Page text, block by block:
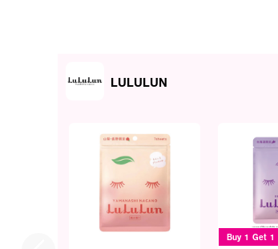
LULULUN
Buy 1 Get 1